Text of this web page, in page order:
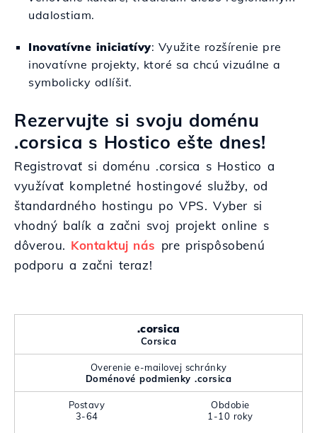
udalostiam.
Inovatívne iniciatívy: Využite rozšírenie pre
inovatívne projekty, ktoré sa chcú vizuálne a
symbolicky odlíšiť.
Rezervujte si svoju doménu
.corsica s Hostico ešte dnes!
Registrovať si doménu .corsica s Hostico a
využívať kompletné hostingové služby, od
štandardného hostingu po VPS. Vyber si
vhodný balík a začni svoj projekt online s
dôverou. Kontaktuj nás pre prispôsobenú
podporu a začni teraz!
.corsica
Corsica
Overenie e-mailovej schránky
Doménové podmienky .corsica
Postavy
3-64
Obdobie
1-10 roky